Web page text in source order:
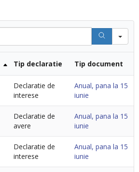
Tip declaratie Tip document
Declaratie de
interese
Anual, pana la 15
iunie
Declaratie de
avere
Anual, pana la 15
iunie
Declaratie de
interese
Anual, pana la 15
iunie